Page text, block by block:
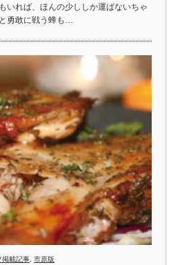
いれば、ほんの少ししか運ばないちゃ
勇敢に戦う蜂も…
掲載記事 市原版